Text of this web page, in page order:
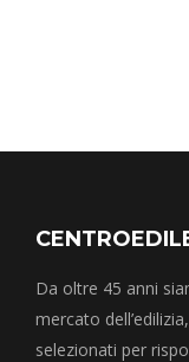
Da oltre 45 anni
mercato
selezionati per